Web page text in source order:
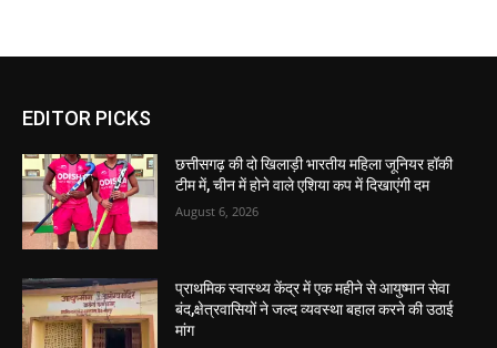
EDITOR PICKS
छत्तीसगढ़ की दो खिलाड़ी भारतीय महिला जूनियर हॉकी
टीम में, चीन में होने वाले एशिया कप में दिखाएंगी दम
August 6, 2026
प्राथमिक स्वास्थ्य केंद्र में एक महीने से आयुष्मान सेवा
बंद,क्षेत्रवासियों ने जल्द व्यवस्था बहाल करने की उठाई
मांग